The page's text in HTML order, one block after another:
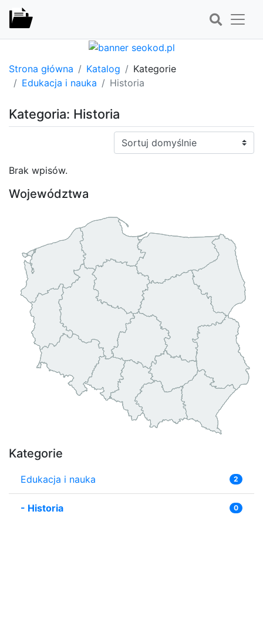
Strona główna Katalog
Kategorie
Edukacja i nauka
Historia
Kategoria: Historia
Sortuj:
Brak wpisów.
Województwa
Kategorie
Edukacja i nauka 2
- Historia 0